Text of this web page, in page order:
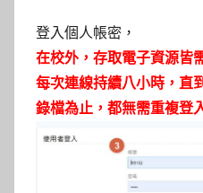
登入個人帳密，
在校外， 存取電子資源皆
每次連線持續八小時，直
錄檔為止，都無需重複登